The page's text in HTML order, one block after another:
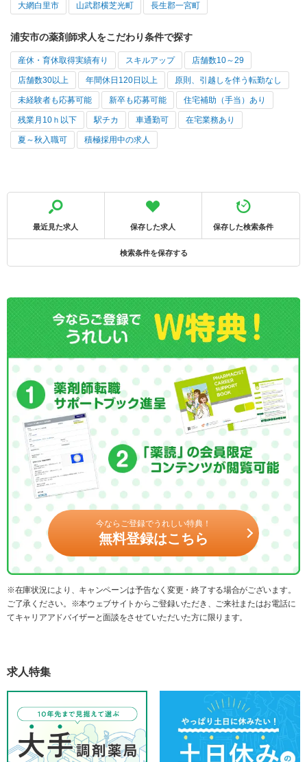
大網白里市 山武郡横芝光町 長生郡一宮町
浦安市の薬剤師求人をこだわり条件で探す
産休・育休取得実績有り スキルアップ 店舗数10～29
店舗数30以上 年間休日120日以上 原則、引越しを伴う転勤なし
未経験者も応募可能 新卒も応募可能 住宅補助（手当）あり
残業月10ｈ以下 駅チカ 車通勤可 在宅業務あり
夏～秋入職可 積極採用中の求人
最近見た求人 保存した求人 保存した検索条件
検索条件を保存する
今ならご登録でうれしい特典！
無料登録はこちら
※在庫状況により、キャンペーンは予告なく変更・終了する場合がございます。
ご了承ください。※本ウェブサイトからご登録いただき、ご来社またはお電話に
てキャリアアドバイザーと面談をさせていただいた方に限ります。
求人特集